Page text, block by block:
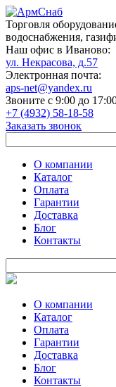
Торговля
водоснабжения,
Наш офис в Иваново:
ул. Некрасова, д.57
Электронная почта:
aps-net@yandex.ru
Звоните с 9:00 до
+7 (4932) 58-18-58
Заказать звонок
О компании
Каталог
Оплата
Гарантии
Доставка
Блог
Контакты
О компании
Каталог
Оплата
Гарантии
Доставка
Блог
Контакты